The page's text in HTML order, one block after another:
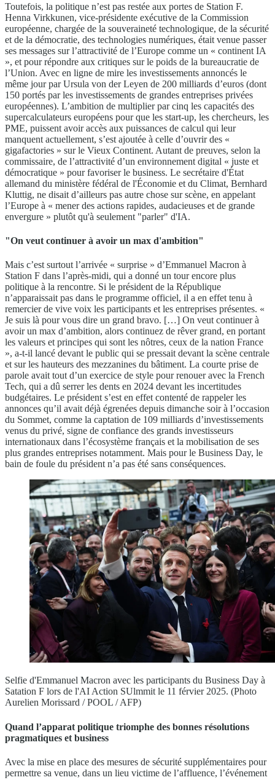
Toutefois, la politique n’est pas restée aux portes de Station F.
Henna Virkkunen, vice-présidente exécutive de la Commission
européenne, chargée de la souveraineté technologique, de la sécurité
et de la démocratie, des technologies numériques, était venue passer
ses messages sur l’attractivité de l’Europe comme un « continent IA
», et pour répondre aux critiques sur le poids de la bureaucratie de
l’Union. Avec en ligne de mire les investissements annoncés le
même jour par Ursula von der Leyen de 200 milliards d’euros (dont
150 portés par les investissements de grandes entreprises privées
européennes). L’ambition de multiplier par cinq les capacités des
supercalculateurs européens pour que les start-up, les chercheurs, les
PME, puissent avoir accès aux puissances de calcul qui leur
manquent actuellement, s’est ajoutée à celle d’ouvrir des «
gigafactories » sur le Vieux Continent. Autant de preuves, selon la
commissaire, de l’attractivité d’un environnement digital « juste et
démocratique » pour favoriser le business. Le secrétaire d'État
allemand du ministère fédéral de l'Économie et du Climat, Bernhard
Kluttig, ne disait d’ailleurs pas autre chose sur scène, en appelant
l’Europe à « mener des actions rapides, audacieuses et de grande
envergure » plutôt qu'à seulement "parler" d'IA.
"On veut continuer à avoir un max d'ambition"
Mais c’est surtout l’arrivée « surprise » d’Emmanuel Macron à
Station F dans l’après-midi, qui a donné un tour encore plus
politique à la rencontre. Si le président de la République
n’apparaissait pas dans le programme officiel, il a en effet tenu à
remercier de vive voix les participants et les entreprises présentes. «
Je suis là pour vous dire un grand bravo. […] On veut continuer à
avoir un max d’ambition, alors continuez de rêver grand, en portant
les valeurs et principes qui sont les nôtres, ceux de la nation France
», a-t-il lancé devant le public qui se pressait devant la scène centrale
et sur les hauteurs des mezzanines du bâtiment. La courte prise de
parole avait tout d’un exercice de style pour renouer avec la French
Tech, qui a dû serrer les dents en 2024 devant les incertitudes
budgétaires. Le président s’est en effet contenté de rappeler les
annonces qu’il avait déjà égrenées depuis dimanche soir à l’occasion
du Sommet, comme la captation de 109 milliards d’investissements
venus du privé, signe de confiance des grands investisseurs
internationaux dans l’écosystème français et la mobilisation de ses
plus grandes entreprises notamment. Mais pour le Business Day, le
bain de foule du président n’a pas été sans conséquences.
Selfie d'Emmanuel Macron avec les participants du Business Day à
Satation F lors de l'AI Action SUlmmit le 11 férvier 2025. (Photo
Aurelien Morissard / POOL / AFP)
Quand l’apparat politique triomphe des bonnes résolutions
pragmatiques et business
Avec la mise en place des mesures de sécurité supplémentaires pour
permettre sa venue, dans un lieu victime de l’affluence, l’événement